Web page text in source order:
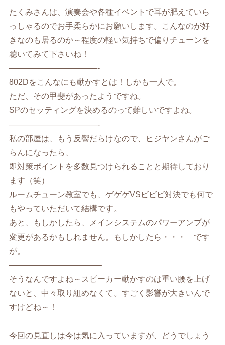
たくみさんは、演奏会や各種イベントで耳が肥えていら
っしゃるのでお手柔らかにお願いします。こんなのが好
きなのも居るのか～程度の軽い気持ちで偏りチューンを
聴いてみて下さいね！
———————————-
802Dをこんなにも動かすとは！しかも一人で。
ただ、その甲斐があったようですね。
SPのセッティングを決めるのって難しいですよね。
———————————-
私の部屋は、もう反響だらけなので、ヒジヤンさんがご
らんになったら、
即対策ポイントを多数見つけられることと期待しており
ます（笑）
ルームチューン教室でも、ゲゲゲVSビビビ対決でも何で
もやっていただいて結構です。
あと、もしかしたら、メインシステムのパワーアンプが
変更があるかもしれません。もしかしたら・・・ です
が。
———————————–
そうなんですよね～スピーカー動かすのは重い腰を上げ
ないと、中々取り組めなくて。すごく影響が大きいんで
すけどね～！
今回の見直しは今は気に入っていますが、どうでしょう